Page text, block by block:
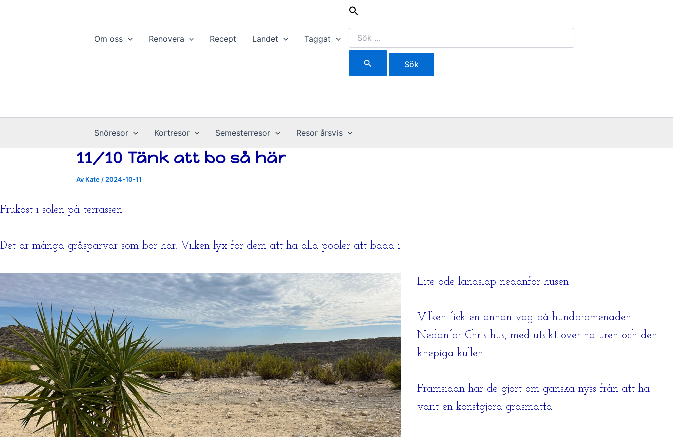
Om oss Renovera Recept Landet Taggat
Sök
efter:
Snöresor Kortresor Semesterresor Resor årsvis
11/10 Tänk att bo så här
Av Kate / 2024-10-11
Frukost i solen på terrassen
Det är många gråsparvar som bor här. Vilken lyx för dem att ha alla pooler att bada i.
Lite öde landslap nedanför husen
Vilken fick en annan väg på hundpromenaden.
Nedanför Chris hus, med utsikt över naturen och den
knepiga kullen.
Framsidan har de gjort om ganska nyss från att ha
varit en konstgjord gräsmatta.